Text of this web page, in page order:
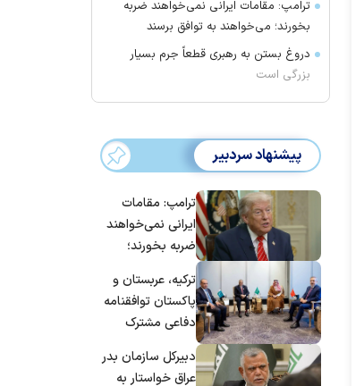
ترامپ: مقامات ایرانی نمی‌خواهند ضربه
بخورند؛ می‌خواهند به توافق برسند
دروغ بستن به رهبری قطعاً جرم بسیار
بزرگی است
پیشنهاد سردبیر
ترامپ: مقامات
ایرانی نمی‌خواهند
ضربه بخورند؛
توافق برسند
ترکیه، عربستان و
پاکستان توافقنامه
دفاعی مشترک
دبیرکل سازمان بدر
عراق خواستار به